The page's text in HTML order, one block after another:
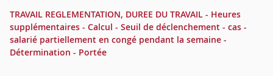
TRAVAIL REGLEMENTATION, DUREE DU TRAVAIL - Heures
supplémentaires - Calcul - Seuil de déclenchement - cas -
salarié partiellement en congé pendant la semaine -
Détermination - Portée